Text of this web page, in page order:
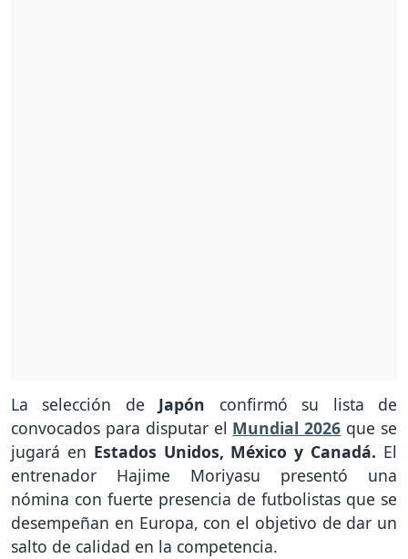
La selección de Japón confirmó su lista de
convocados para disputar el Mundial 2026 que se
jugará en Estados Unidos, México y Canadá. El
entrenador Hajime Moriyasu presentó una
nómina con fuerte presencia de futbolistas que se
desempeñan en Europa, con el objetivo de dar un
salto de calidad en la competencia.